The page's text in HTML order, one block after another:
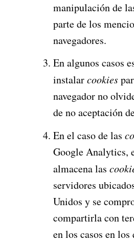
manipulación de
parte de los
navegadores.
En algunos casos
instalarcookies
navegador no
de no aceptación
En el caso de las
Google Analytics,
almacena las
servidores
Unidos y se
compartirla con
en los casos en los